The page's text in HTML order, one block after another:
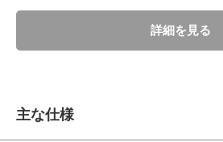
詳細を見る
主な仕様